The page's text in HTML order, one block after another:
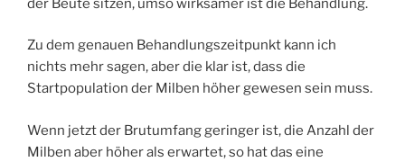
Zu dem genauen Behandlungszeitpunkt kann ich
nichts mehr sagen, aber die klar ist, dass die
Startpopulation der Milben höher gewesen sein muss.
Wenn jetzt der Brutumfang geringer ist, die Anzahl der
Milben aber höher als erwartet, so hat das eine